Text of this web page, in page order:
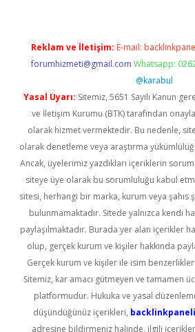
Reklam ve İletişim: E-mail:
forumhizmeti@gmail.com Whatsapp:
@karabul
Yasal Uyarı: Sitemiz, 5651 Sayılı Kanun
ve İletişim Kurumu (BTK) tarafından
olarak hizmet vermektedir. Bu nedenle,
olarak denetleme veya araştırma
Ancak, üyelerimiz yazdıkları içeriklerin
siteye üye olarak bu sorumluluğu kabul
sitesi, herhangi bir marka, kurum veya şahıs
bulunmamaktadır. Sitede yalnızca kendi
paylaşılmaktadır. Burada yer alan içerikler
olup, gerçek kurum ve kişiler hakkında
Gerçek kurum ve kişiler ile isim
Sitemiz, kar amacı gütmeyen ve tamamen
platformudur. Hukuka ve yasal
düşündüğünüz içerikleri,
adresine bildirmeniz halinde, ilgili